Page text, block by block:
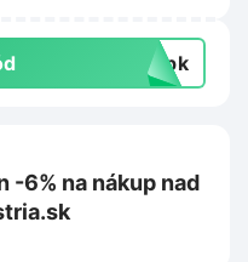
topk
-6% na nákup nad